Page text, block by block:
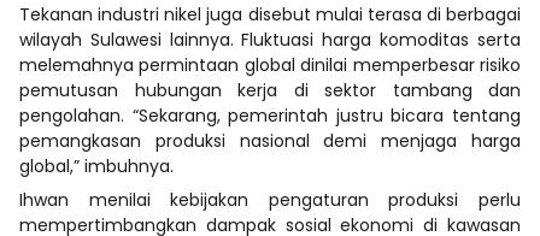
Tekanan industri nikel juga disebut mulai terasa di berbagai
wilayah Sulawesi lainnya. Fluktuasi harga komoditas serta
melemahnya permintaan global dinilai memperbesar risiko
pemutusan hubungan kerja di sektor tambang dan
pengolahan. “Sekarang, pemerintah justru bicara tentang
pemangkasan produksi nasional demi menjaga harga
global,” imbuhnya.
Ihwan menilai kebijakan pengaturan produksi perlu
mempertimbangkan dampak sosial ekonomi di kawasan